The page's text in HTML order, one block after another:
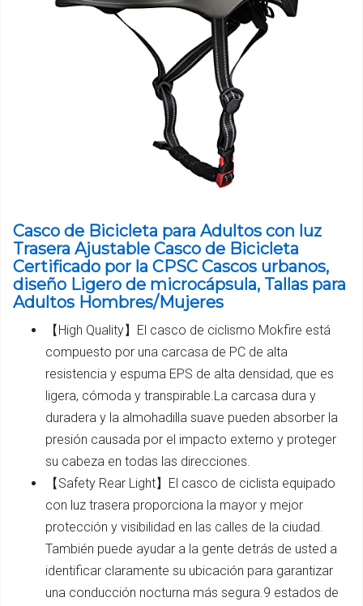
Casco de Bicicleta para Adultos con luz
Trasera Ajustable Casco de Bicicleta
Certificado por la CPSC Cascos urbanos,
diseño Ligero de microcápsula, Tallas para
Adultos Hombres/Mujeres
【High Quality】El casco de ciclismo Mokfire está
compuesto por una carcasa de PC de alta
resistencia y espuma EPS de alta densidad, que es
ligera, cómoda y transpirable.La carcasa dura y
duradera y la almohadilla suave pueden absorber la
presión causada por el impacto externo y proteger
su cabeza en todas las direcciones.
【Safety Rear Light】El casco de ciclista equipado
con luz trasera proporciona la mayor y mejor
protección y visibilidad en las calles de la ciudad.
También puede ayudar a la gente detrás de usted a
identificar claramente su ubicación para garantizar
una conducción nocturna más segura.9 estados de